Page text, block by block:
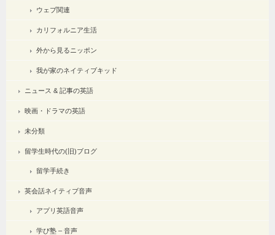
ウェブ関連
カリフォルニア生活
外から見るニッポン
我が家のネイティブキッド
ニュース & 記事の英語
映画・ドラマの英語
未分類
留学生時代の(旧)ブログ
留学手続き
英会話ネイティブ音声
アプリ英語音声
学び塾 – 音声